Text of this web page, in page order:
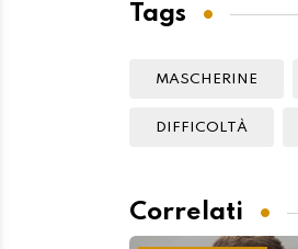
Tags
MASCHERINE
DIFFICOLTÀ
Correlati